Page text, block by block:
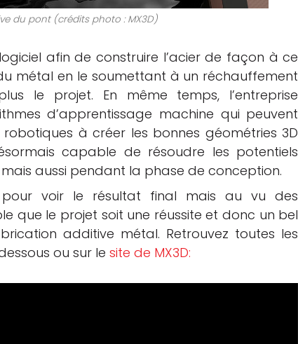
du pont (crédits photo : MX3D)
afin de construire l’acier de façon à ce
métal en le soumettant à un réchauffement
le projet. En même temps, l’entreprise
d’apprentissage machine qui peuvent
à créer les bonnes géométries 3D
capable de résoudre les potentiels
aussi pendant la phase de conception.
voir le résultat final mais au vu des
que le projet soit une réussite et donc un bel
additive métal. Retrouvez toutes les
ou sur lesite de MX3D: